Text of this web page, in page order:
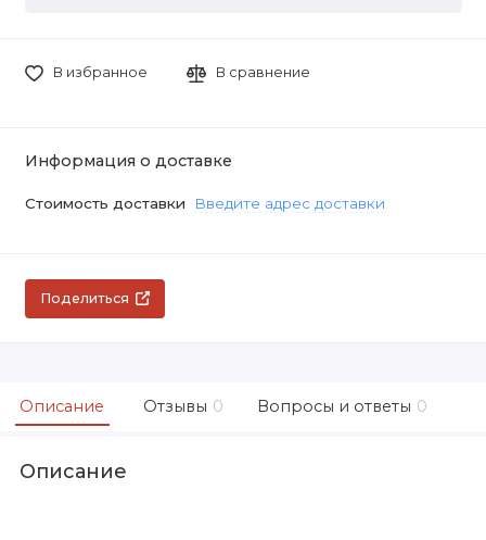
В избранное В сравнение
Информация о доставке
Стоимость доставки Введите адрес доставки
Поделиться
Описание Отзывы 0 Вопросы и ответы 0
Описание